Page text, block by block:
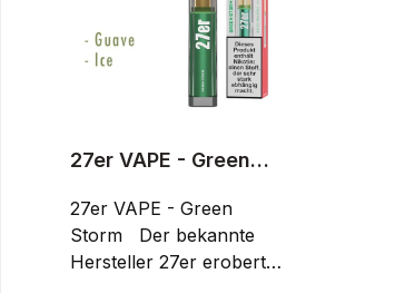
27er VAPE - Green
27er VAPE - Green
Storm Der bekannte
Hersteller 27er erobert